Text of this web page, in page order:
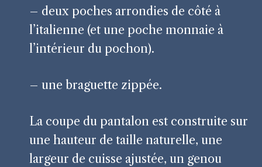
– deux poches arrondies de côté à
l’italienne (et une poche monnaie à
l’intérieur du pochon).
– une braguette zippée.
La coupe du pantalon est construite sur
une hauteur de taille naturelle, une
largeur de cuisse ajustée, un genou